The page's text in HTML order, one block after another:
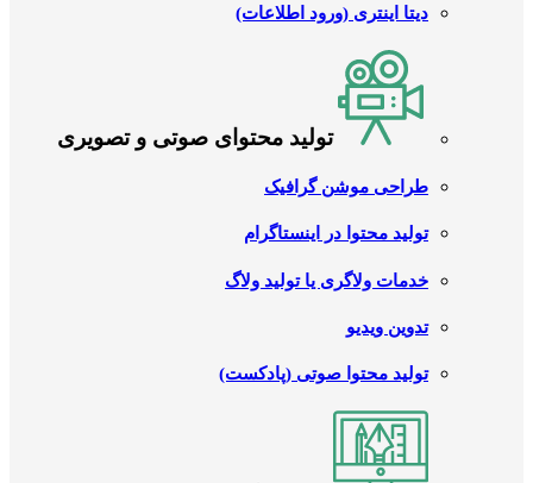
دیتا اینتری (ورود اطلاعات)
تولید محتوای صوتی و تصویری
طراحی موشن گرافیک
تولید محتوا در اینستاگرام
خدمات ولاگری یا تولید ولاگ
تدوین ویدیو
تولید محتوا صوتی (پادکست)